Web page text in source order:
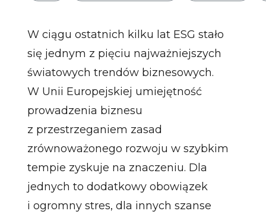
W ciągu ostatnich kilku lat ESG stało
się jednym z pięciu najważniejszych
światowych trendów biznesowych.
W Unii Europejskiej umiejętność
prowadzenia biznesu
z przestrzeganiem zasad
zrównoważonego rozwoju w szybkim
tempie zyskuje na znaczeniu. Dla
jednych to dodatkowy obowiązek
i ogromny stres, dla innych szanse